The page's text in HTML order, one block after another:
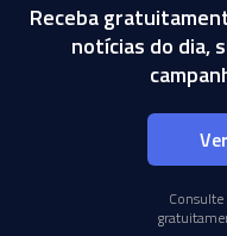
Receba
notícias do dia,